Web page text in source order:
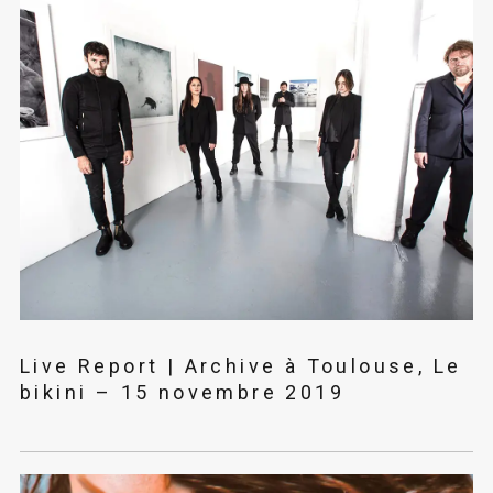
Live Report | Archive à Toulouse, Le
bikini – 15 novembre 2019